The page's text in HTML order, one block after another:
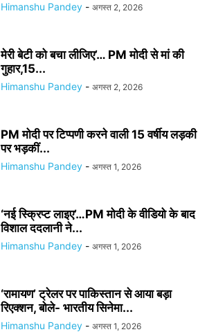
Himanshu Pandey - अगस्त 2, 2026
मेरी बेटी को बचा लीजिए’… PM मोदी से मां की
गुहार,15...
Himanshu Pandey - अगस्त 2, 2026
PM मोदी पर टिप्पणी करने वाली 15 वर्षीय लड़की
पर भड़कीं...
Himanshu Pandey - अगस्त 1, 2026
‘नई स्क्रिप्ट लाइए’…PM मोदी के वीडियो के बाद
विशाल ददलानी ने...
Himanshu Pandey - अगस्त 1, 2026
‘रामायण’ ट्रेलर पर पाकिस्तान से आया बड़ा
रिएक्शन, बोले- भारतीय सिनेमा...
Himanshu Pandey - अगस्त 1, 2026